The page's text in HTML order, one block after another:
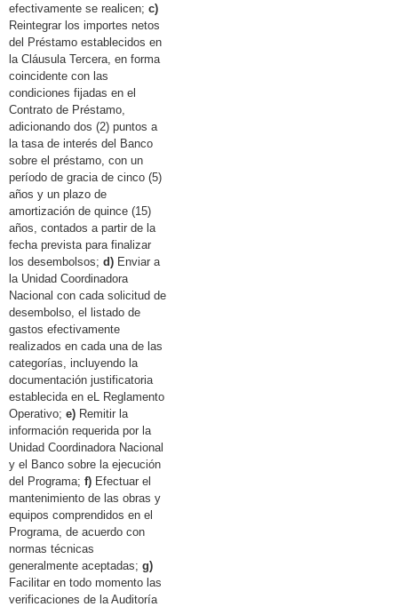
efectivamente se realicen; c)
Reintegrar los importes netos
del Préstamo establecidos en
la Cláusula Tercera, en forma
coincidente con las
condiciones fijadas en el
Contrato de Préstamo,
adicionando dos (2) puntos a
la tasa de interés del Banco
sobre el préstamo, con un
período de gracia de cinco (5)
años y un plazo de
amortización de quince (15)
años, contados a partir de la
fecha prevista para finalizar
los desembolsos; d) Enviar a
la Unidad Coordinadora
Nacional con cada solicitud de
desembolso, el listado de
gastos efectivamente
realizados en cada una de las
categorías, incluyendo la
documentación justificatoria
establecida en eL Reglamento
Operativo; e) Remitir la
información requerida por la
Unidad Coordinadora Nacional
y el Banco sobre la ejecución
del Programa; f) Efectuar el
mantenimiento de las obras y
equipos comprendidos en el
Programa, de acuerdo con
normas técnicas
generalmente aceptadas; g)
Facilitar en todo momento las
verificaciones de la Auditoría